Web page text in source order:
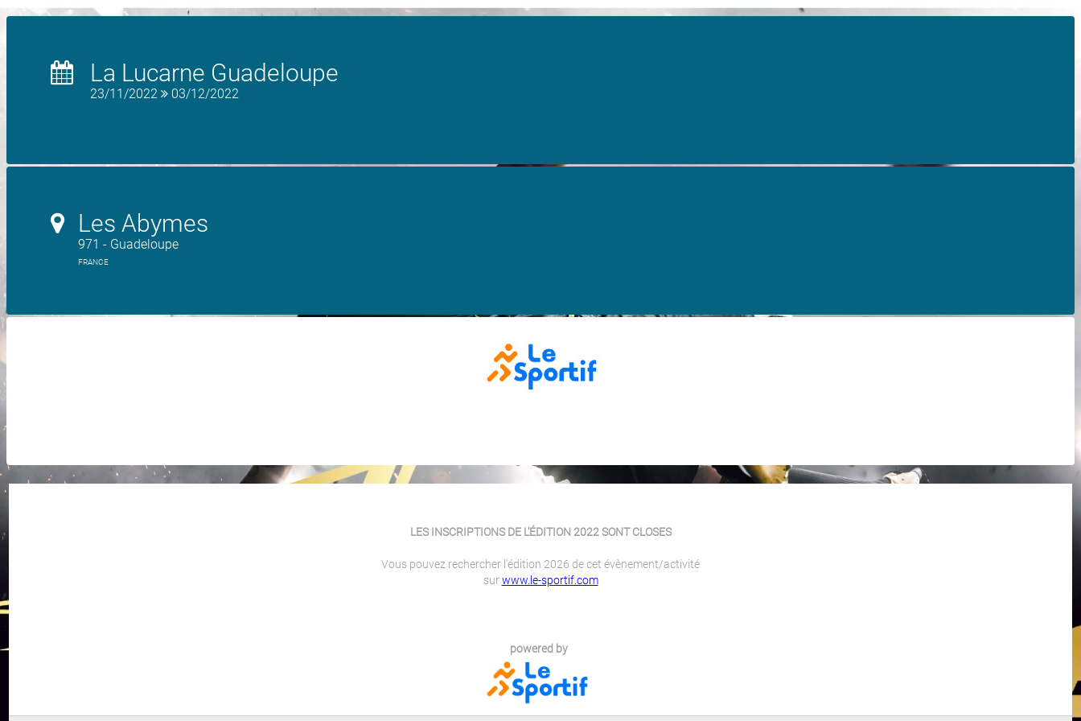
La Lucarne Guadeloupe
23/11/2022 03/12/2022
Les Abymes
971 - Guadeloupe
FRANCE
LES INSCRIPTIONS DE L'ÉDITION 2022 SONT CLOSES
Vous pouvez rechercher l'édition 2026 de cet évènement/activité
surwww.le-sportif.com
powered by